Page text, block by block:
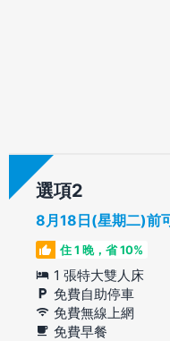
選項
8月18日(星期二)前
住 1 晚，省 10%
1 張特大雙人床
免費自助停車
免費無線上網
免費早餐